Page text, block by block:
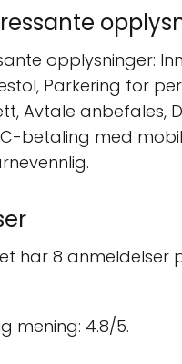
opplysninger:
Parkering for
Avtale anbefales,
betaling med
har 8 anmeldelser
mening: 4.8/5.